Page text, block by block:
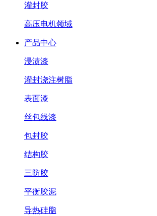
灌封胶
高压电机领域
产品中心
浸渍漆
灌封浇注树脂
表面漆
丝包线漆
包封胶
结构胶
三防胶
平衡胶泥
导热硅脂